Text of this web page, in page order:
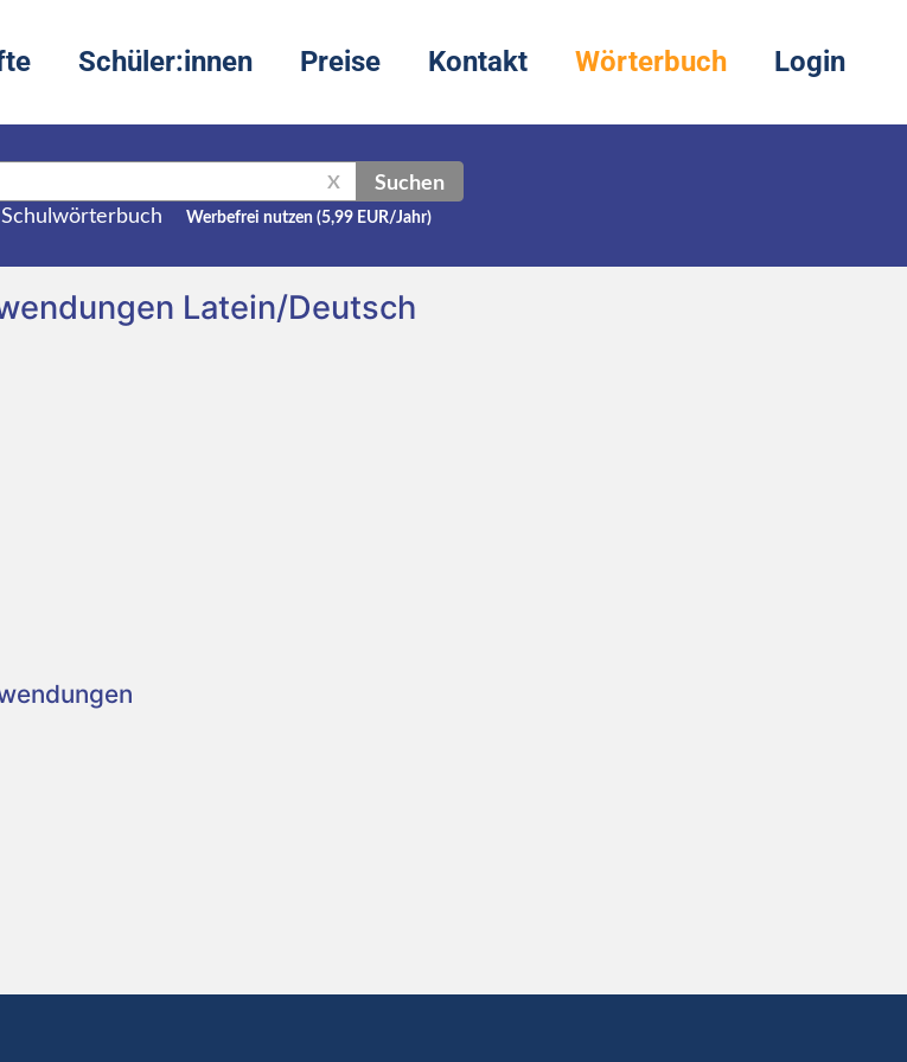
Schüler:innen Preise Kontakt Wörterbuch Login
X Suchen
Schulwörterbuch Werbefrei nutzen (5,99 EUR/Jahr)
Latein/Deutsch